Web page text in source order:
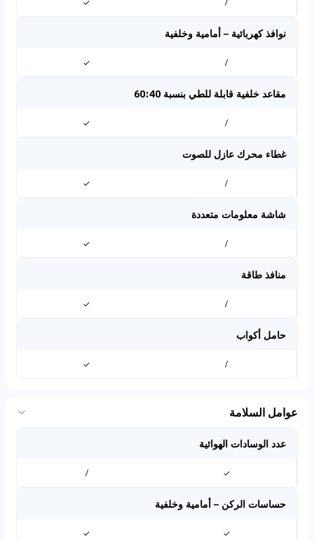
نوافذ كهربائية – أمامية وخلفية
/
✓
مقاعد خلفية قابلة للطي بنسبة 60:40
/
✓
غطاء محرك عازل للصوت
/
✓
شاشة معلومات متعددة
/
✓
منافذ طاقة
/
✓
حامل أكواب
/
✓
عوامل السلامة
عدد الوسادات الهوائية
✓
/
حساسات الركن – أمامية وخلفية
✓
✓